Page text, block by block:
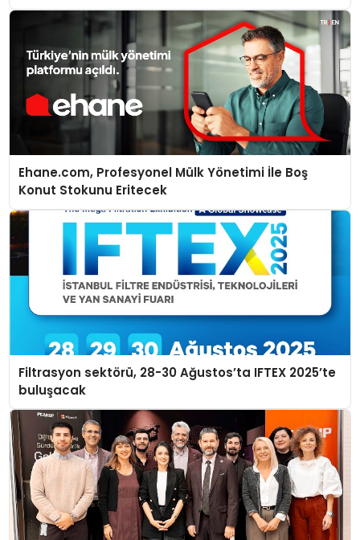
Ehane.com, Profesyonel Mülk Yönetimi İle Boş
Konut Stokunu Eritecek
Filtrasyon sektörü, 28-30 Ağustos’ta IFTEX 2025’te
buluşacak